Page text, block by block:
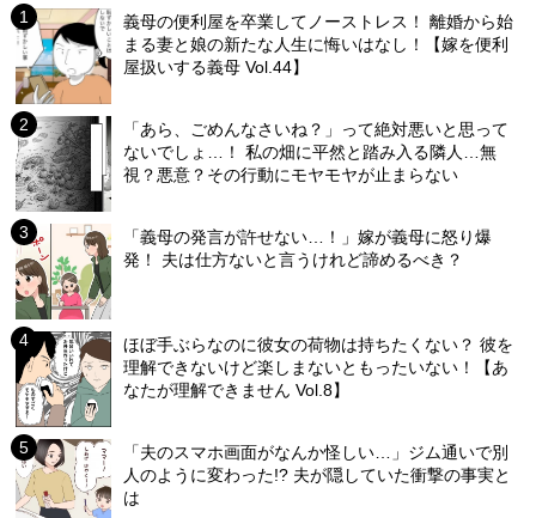
義母の便利屋を卒業してノーストレス！ 離婚から始
まる妻と娘の新たな人生に悔いはなし！【嫁を便利
屋扱いする義母 Vol.44】
「あら、ごめんなさいね？」って絶対悪いと思って
ないでしょ…！ 私の畑に平然と踏み入る隣人…無
視？悪意？その行動にモヤモヤが止まらない
「義母の発言が許せない…！」嫁が義母に怒り爆
発！ 夫は仕方ないと言うけれど諦めるべき？
ほぼ手ぶらなのに彼女の荷物は持ちたくない？ 彼を
理解できないけど楽しまないともったいない！【あ
なたが理解できません Vol.8】
「夫のスマホ画面がなんか怪しい…」ジム通いで別
人のように変わった!? 夫が隠していた衝撃の事実と
は